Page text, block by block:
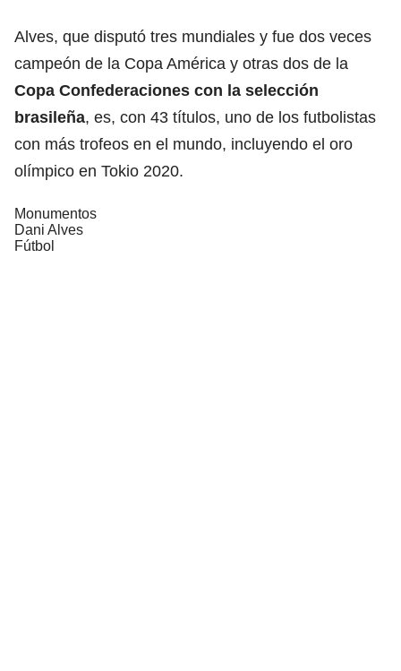
Alves, que disputó tres mundiales y fue dos veces
campeón de la Copa América y otras dos de la
Copa Confederaciones con la selección
brasileña, es, con 43 títulos, uno de los futbolistas
con más trofeos en el mundo, incluyendo el oro
olímpico en Tokio 2020.
Monumentos
Dani Alves
Fútbol